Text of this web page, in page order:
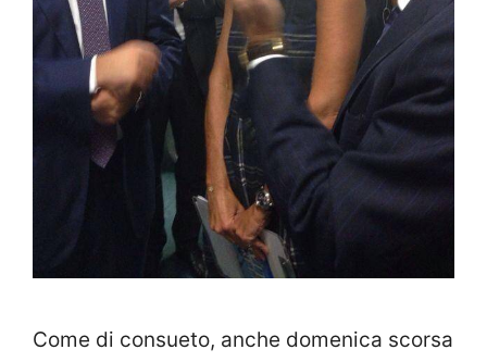
Come di consueto, anche domenica scorsa